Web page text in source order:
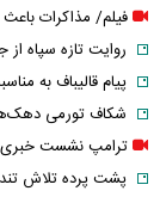
فیلم/ مذاکرات
روایت تازه سپاه از
پیام قالیباف به
شکاف تورمی دهک‌ها به ۱۵.۲
ترامپ نشست خبری
پشت پرده تلاش